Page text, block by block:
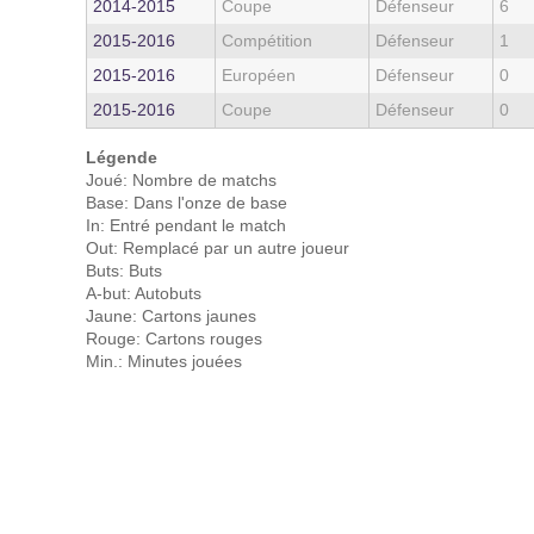
2014‑2015
Coupe Défenseur 6
2015‑2016
Compétition Défenseur 1
2015‑2016
Européen Défenseur 0
2015‑2016
Coupe Défenseur 0
Légende
Joué: Nombre de matchs
Base: Dans l'onze de base
In: Entré pendant le match
Out: Remplacé par un autre joueur
Buts: Buts
A-but: Autobuts
Jaune: Cartons jaunes
Rouge: Cartons rouges
Min.: Minutes jouées